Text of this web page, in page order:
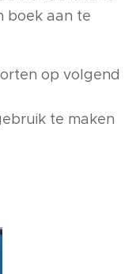
boek aan te
op volgend
te maken